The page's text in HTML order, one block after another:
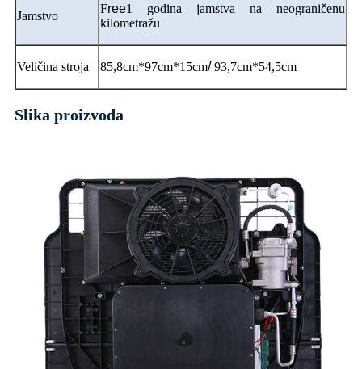
Jamstvo
Free1 godina jamstva na neograničenu
kilometražu
Veličina stroja 85,8cm*97cm*15cm/93,7cm*54,5cm
Slika proizvoda